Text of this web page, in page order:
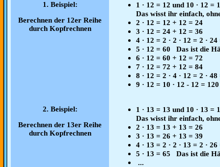
1. Beispiel:
Berechnen der 12er Reihe
durch Kopfrechnen
1 · 12 = 12 und 10 · 12 =
Das wisst ihr einfach,
2 · 12 = 12 + 12 = 24
3 · 12 = 24 + 12 = 36
4 · 12 = 2 · 2 · 12 = 2 ·
5 · 12 = 60 Das ist die
6 · 12 = 60 + 12 = 72
7 · 12 = 72 + 12 = 84
8 · 12 = 2 · 4 · 12 = 2 ·
9 · 12 = 10 · 12 - 12 =
2. Beispiel:
Berechnen der 13er Reihe
durch Kopfrechnen
1 · 13 = 13 und 10 · 13 =
Das wisst ihr einfach,
2 · 13 = 13 + 13 = 26
3 · 13 = 26 + 13 = 39
4 · 13 = 2 · 2 · 13 = 2 ·
5 · 13 = 65 Das ist die
...